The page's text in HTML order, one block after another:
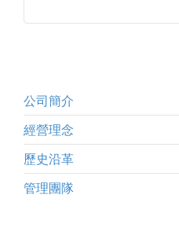
公司簡介
經營理念
歷史沿革
管理團隊